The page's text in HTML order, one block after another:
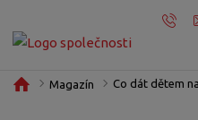
Magazín Co dát dětem